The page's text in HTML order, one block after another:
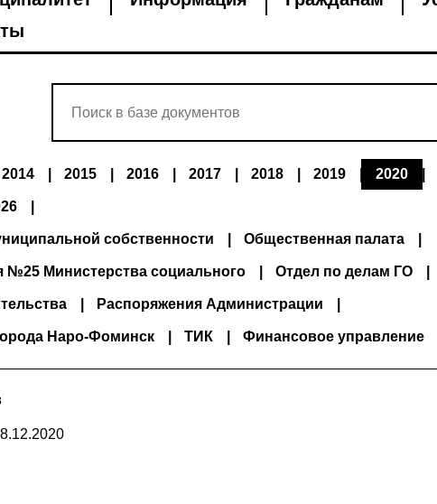
2014 2015 2016 2017 2018 2019 2020
собственности Общественная палата
№25 Министерства социального Отдел по делам ГО
Распоряжения Администрации
Наро-Фоминск ТИК Финансовое управление